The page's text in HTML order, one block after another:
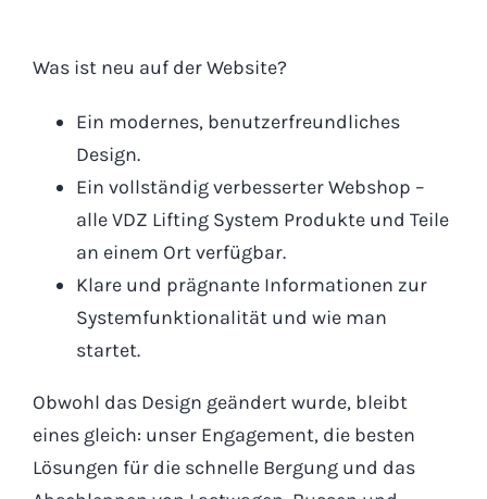
Was ist neu auf der Website?
Ein modernes, benutzerfreundliches
Design.
Ein vollständig verbesserter Webshop –
alle VDZ Lifting System Produkte und Teile
an einem Ort verfügbar.
Klare und prägnante Informationen zur
Systemfunktionalität und wie man
startet.
Obwohl das Design geändert wurde, bleibt
eines gleich: unser Engagement, die besten
Lösungen für die schnelle Bergung und das